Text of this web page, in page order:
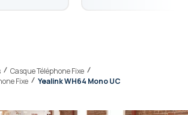
Casque Téléphone Fixe
Fixe
Yealink WH64 Mono UC